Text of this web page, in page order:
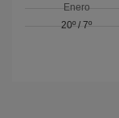
Enero
20º /7º